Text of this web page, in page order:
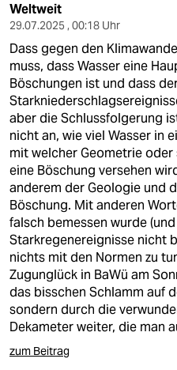
sport
berlin
nord
wahrheit
verlag
verlag
veranstaltungen
shop
fragen & hilfe
unterstützen
abo
Weltweit
29.07.2025 , 00:18 Uhr
Dass gegen den
muss, dass Wasser eine
Böschungen ist und dass
aber die Schlussfolgerung
nicht an, wie viel Wasser in
mit welcher Geometrie
eine Böschung versehen
anderem der Geologie und
Böschung. Mit anderen
falsch bemessen wurde
Starkregenereignisse nicht
nichts mit den Normen zu
Zugunglück in BaWü am
das bisschen Schlamm auf
sondern durch die
Dekameter weiter, die man
zum Beitrag